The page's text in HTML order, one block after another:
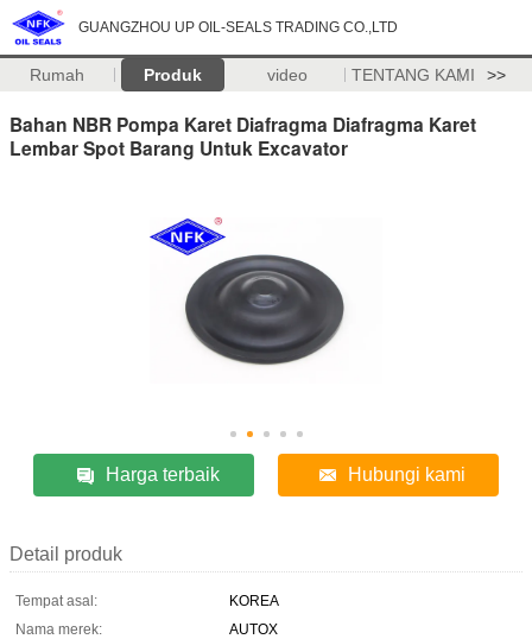
GUANGZHOU UP OIL-SEALS TRADING CO.,LTD
Rumah Produk video TENTANG KAMI >>
Bahan NBR Pompa Karet Diafragma Diafragma Karet
Lembar Spot Barang Untuk Excavator
Harga terbaik Hubungi kami
Detail produk
Tempat asal:
KOREA
Nama merek:
AUTOX